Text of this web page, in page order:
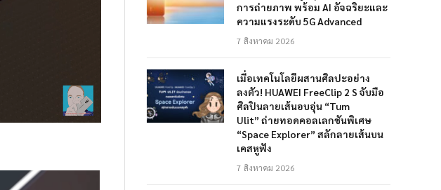
การถ่ายภาพ พร้อม AI อัจฉริยะและ
ความแรงระดับ 5G Advanced
7 สิงหาคม 2026
เมื่อเทคโนโลยีผสานศิลปะอย่าง
ลงตัว! HUAWEI FreeClip 2 S จับมือ
ศิลปินลายเส้นอบอุ่น “Tum
Ulit” ถ่ายทอดคอลเลกชันพิเศษ
“Space Explorer” สลักลายเส้นบน
เคสหูฟัง
7 สิงหาคม 2026